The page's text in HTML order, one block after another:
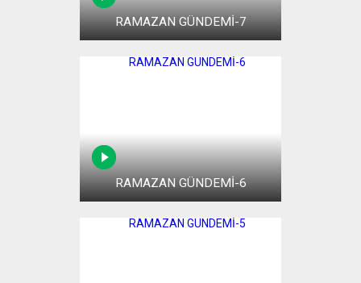
RAMAZAN GÜNDEMİ-7
RAMAZAN GÜNDEMİ-6